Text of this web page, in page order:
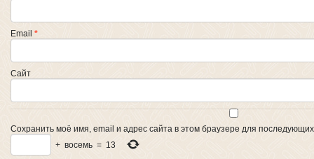
Email *
Сайт
Сохранить моё имя, email и адрес сайта в этом браузере для
+ восемь = 13